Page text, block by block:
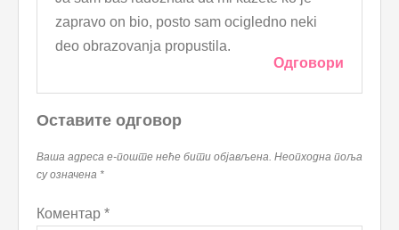
zapravo on bio, posto sam ocigledno neki
deo obrazovanja propustila.
Одговори
Оставите одговор
Ваша адреса е-поште неће бити објављена. Неопходна поља
су означена *
Коментар *